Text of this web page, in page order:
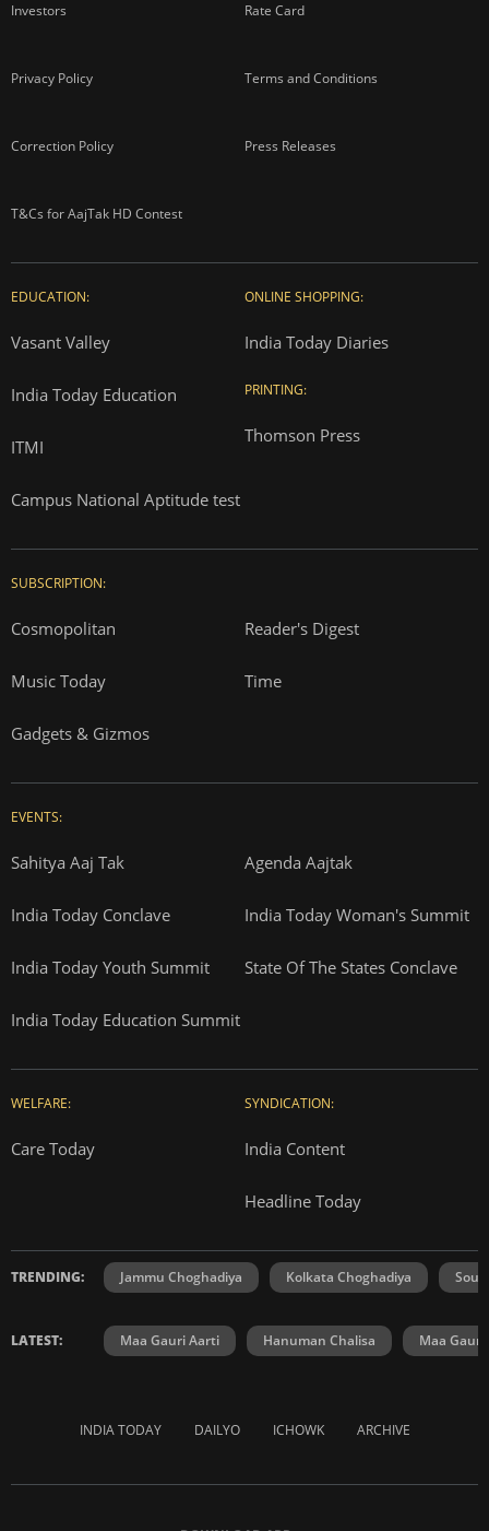
Investors Rate Card
Privacy Policy Terms and Conditions
Correction Policy Press Releases
T&Cs for AajTak HD Contest
EDUCATION:
Vasant Valley
India Today Education
ITMI
Campus National Aptitude test
ONLINE SHOPPING:
India Today Diaries
PRINTING:
Thomson Press
SUBSCRIPTION:
Cosmopolitan Reader's Digest
Music Today Time
Gadgets & Gizmos
EVENTS:
Sahitya Aaj Tak Agenda Aajtak
India Today Conclave India Today Woman's Summit
India Today Youth Summit State Of The States Conclave
India Today Education Summit
WELFARE:
Care Today
SYNDICATION:
India Content
Headline Today
TRENDING: Jammu Choghadiya Kolkata Choghadiya
LATEST: Maa Gauri Aarti Hanuman Chalisa Maa Gauri
INDIA TODAY DAILYO ICHOWK ARCHIVE